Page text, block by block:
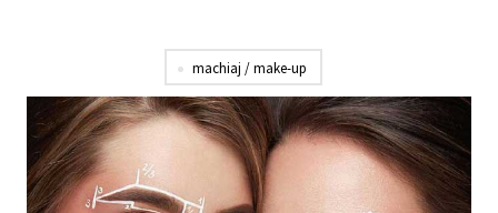
machiaj / make-up